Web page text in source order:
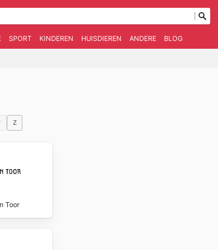
SPORT KINDEREN HUISDIEREN ANDERE BLOG
Z
Toor